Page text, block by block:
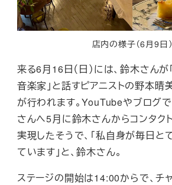
店内の様子（6月9日）
来る6月16日（日）には、鈴木さん
音楽家」と話すピアニストの野本晴
が行われます。YouTubeやブログ
さんへ5月に鈴木さんからコンタク
実現したそうで、「私自身が毎日と
ています」と、鈴木さん。
ステージの開始は14:00からで、チ